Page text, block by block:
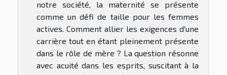
notre société, la maternité se présente
comme un défi de taille pour les femmes
actives. Comment allier les exigences d'une
carrière tout en étant pleinement présente
dans le rôle de mère ? La question résonne
avec acuité dans les esprits, suscitant à la